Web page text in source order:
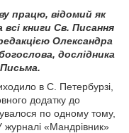
працю, відомий як
книги Св. Писання
Олександра
дослідника
в С. Петербурзі,
додатку до
по одному тому,
«Мандрівник»